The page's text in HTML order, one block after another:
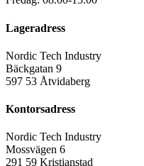
Lageradress
Nordic Tech Industry
Bäckgatan 9
597 53 Åtvidaberg
Kontorsadress
Nordic Tech Industry
Mossvägen 6
291 59 Kristianstad